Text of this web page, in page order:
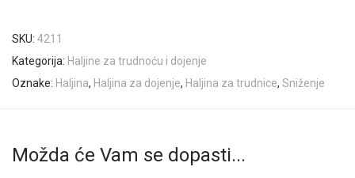
SKU: 4211
Kategorija: Haljine za trudnoću i dojenje
Oznake: Haljina, Haljina za dojenje, Haljina za trudnice, Sniženje
Možda će Vam se dopasti...